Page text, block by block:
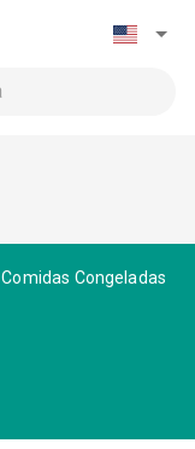
Comidas Congeladas